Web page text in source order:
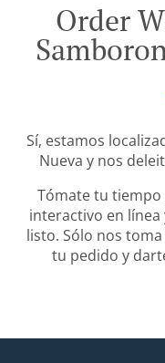
Order
Sí, estamos
Nueva y nos
Tómate tu
interactivo en
listo. Sólo nos
tu pedido y